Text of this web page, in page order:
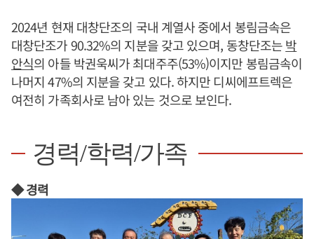
2024년 현재 대창단조의 국내 계열사 중에서 봉림금속은
대창단조가 90.32%의 지분을 갖고 있으며, 동창단조는박
안식의 아들 박권욱씨가 최대주주(53%)이지만 봉림금속이
나머지 47%의 지분을 갖고 있다. 하지만 디씨에프트렉은
여전히 가족회사로 남아 있는 것으로 보인다.
경력/학력/가족
◆ 경력